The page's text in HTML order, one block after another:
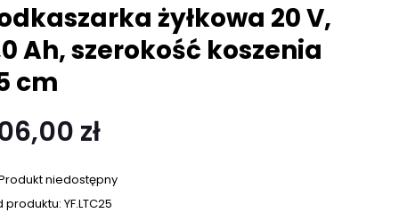
żyłkowa 20 V,
Ah, szerokość koszenia
cm
zł
niedostępny
produktu: YF.LTC25